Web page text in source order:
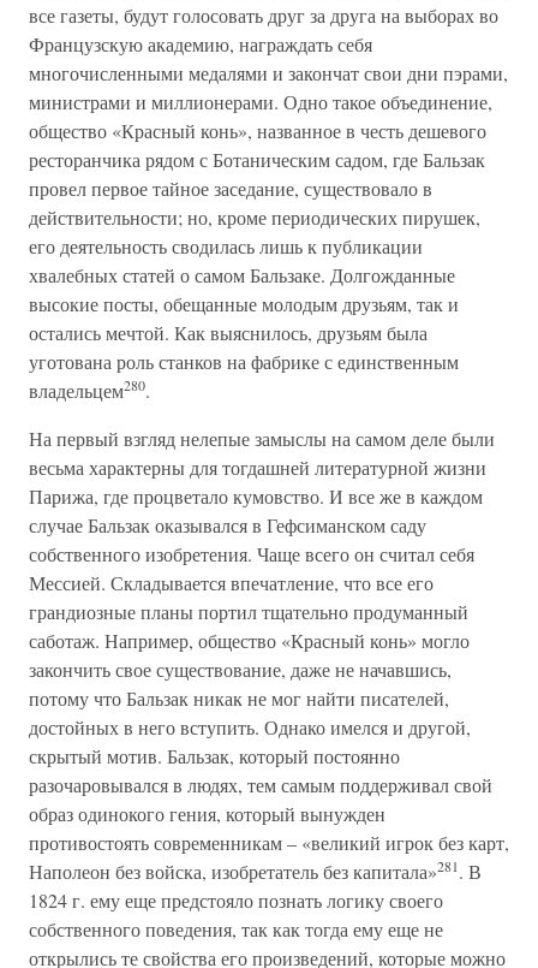
все газеты, будут голосовать друг за друга на выборах во
Французскую академию, награждать себя
многочисленными медалями и закончат свои дни пэрами,
министрами и миллионерами. Одно такое объединение,
общество «Красный конь», названное в честь дешевого
ресторанчика рядом с Ботаническим садом, где Бальзак
провел первое тайное заседание, существовало в
действительности; но, кроме периодических пирушек,
его деятельность сводилась лишь к публикации
хвалебных статей о самом Бальзаке. Долгожданные
высокие посты, обещанные молодым друзьям, так и
остались мечтой. Как выяснилось, друзьям была
уготована роль станков на фабрике с единственным
владельцем280.
На первый взгляд нелепые замыслы на самом деле были
весьма характерны для тогдашней литературной жизни
Парижа, где процветало кумовство. И все же в каждом
случае Бальзак оказывался в Гефсиманском саду
собственного изобретения. Чаще всего он считал себя
Мессией. Складывается впечатление, что все его
грандиозные планы портил тщательно продуманный
саботаж. Например, общество «Красный конь» могло
закончить свое существование, даже не начавшись,
потому что Бальзак никак не мог найти писателей,
достойных в него вступить. Однако имелся и другой,
скрытый мотив. Бальзак, который постоянно
разочаровывался в людях, тем самым поддерживал свой
образ одинокого гения, который вынужден
противостоять современникам – «великий игрок без карт,
Наполеон без войска, изобретатель без капитала»281. В
1824 г. ему еще предстояло познать логику своего
собственного поведения, так как тогда ему еще не
открылись те свойства его произведений, которые можно